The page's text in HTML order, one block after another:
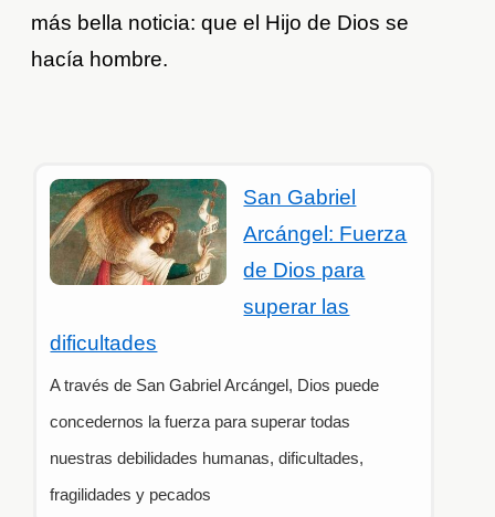
más bella noticia: que el Hijo de Dios se
hacía hombre.
San Gabriel
Arcángel: Fuerza
de Dios para
superar las
dificultades
A través de San Gabriel Arcángel, Dios puede
concedernos la fuerza para superar todas
nuestras debilidades humanas, dificultades,
fragilidades y pecados